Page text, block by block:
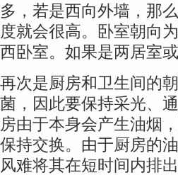
多，若是西向外墙，那
度就会很高。卧室朝向
西卧室。如果是两居室
再次是厨房和卫生间的
菌，因此要保持采光、
房由于本身会产生油烟
保持交换。由于厨房的
风难将其在短时间内排